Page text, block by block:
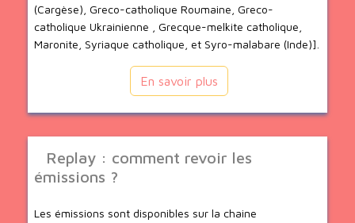
(Cargèse), Greco-catholique Roumaine, Greco-
catholique Ukrainienne , Grecque-melkite catholique,
Maronite, Syriaque catholique, et Syro-malabare (Inde)].
En savoir plus
Replay : comment revoir les
émissions ?
Les émissions sont disponibles sur la chaine